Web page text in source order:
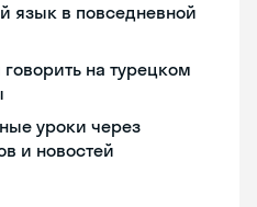
язык в повседневной
на турецком
уроки через
и новостей